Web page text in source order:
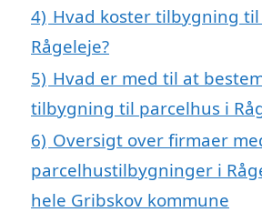
4) Hvad koster tilbygning
Rågeleje?
5) Hvad er med til at
tilbygning til parcelhus i
6) Oversigt over firmaer
parcelhustilbygninger i
hele Gribskov kommune